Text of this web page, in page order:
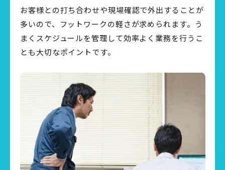
お客様との打ち合わせや現場確認で外出することが
多いので、フットワークの軽さが求められます。う
まくスケジュールを管理して効率よく業務を行うこ
とも大切なポイントです。